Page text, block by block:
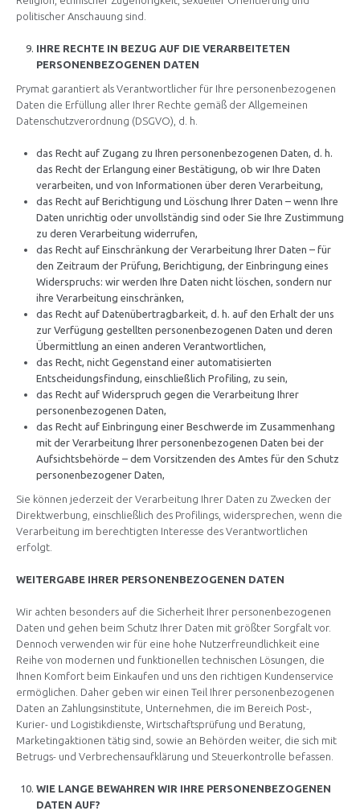
politischer Anschauung sind.
IHRE RECHTE IN BEZUG AUF DIE VERARBEITETEN
PERSONENBEZOGENEN DATEN
Prymat garantiert als Verantwortlicher für Ihre personenbezogenen
Daten die Erfüllung aller Ihrer Rechte gemäß der Allgemeinen
Datenschutzverordnung (DSGVO), d. h.
das Recht auf Zugang zu Ihren personenbezogenen Daten, d. h.
das Recht der Erlangung einer Bestätigung, ob wir Ihre Daten
verarbeiten, und von Informationen über deren Verarbeitung,
das Recht auf Berichtigung und Löschung Ihrer Daten – wenn Ihre
Daten unrichtig oder unvollständig sind oder Sie Ihre Zustimmung
zu deren Verarbeitung widerrufen,
das Recht auf Einschränkung der Verarbeitung Ihrer Daten – für
den Zeitraum der Prüfung, Berichtigung, der Einbringung eines
Widerspruchs: wir werden Ihre Daten nicht löschen, sondern nur
ihre Verarbeitung einschränken,
das Recht auf Datenübertragbarkeit, d. h. auf den Erhalt der uns
zur Verfügung gestellten personenbezogenen Daten und deren
Übermittlung an einen anderen Verantwortlichen,
das Recht, nicht Gegenstand einer automatisierten
Entscheidungsfindung, einschließlich Profiling, zu sein,
das Recht auf Widerspruch gegen die Verarbeitung Ihrer
personenbezogenen Daten,
das Recht auf Einbringung einer Beschwerde im Zusammenhang
mit der Verarbeitung Ihrer personenbezogenen Daten bei der
Aufsichtsbehörde – dem Vorsitzenden des Amtes für den Schutz
personenbezogener Daten,
Sie können jederzeit der Verarbeitung Ihrer Daten zu Zwecken der
Direktwerbung, einschließlich des Profilings, widersprechen, wenn die
Verarbeitung im berechtigten Interesse des Verantwortlichen
erfolgt.
WEITERGABE IHRER PERSONENBEZOGENEN DATEN
Wir achten besonders auf die Sicherheit Ihrer personenbezogenen
Daten und gehen beim Schutz Ihrer Daten mit größter Sorgfalt vor.
Dennoch verwenden wir für eine hohe Nutzerfreundlichkeit eine
Reihe von modernen und funktionellen technischen Lösungen, die
Ihnen Komfort beim Einkaufen und uns den richtigen Kundenservice
ermöglichen. Daher geben wir einen Teil Ihrer personenbezogenen
Daten an Zahlungsinstitute, Unternehmen, die im Bereich Post-,
Kurier- und Logistikdienste, Wirtschaftsprüfung und Beratung,
Marketingaktionen tätig sind, sowie an Behörden weiter, die sich mit
Betrugs- und Verbrechensaufklärung und Steuerkontrolle befassen.
WIE LANGE BEWAHREN WIR IHRE PERSONENBEZOGENEN
DATEN AUF?